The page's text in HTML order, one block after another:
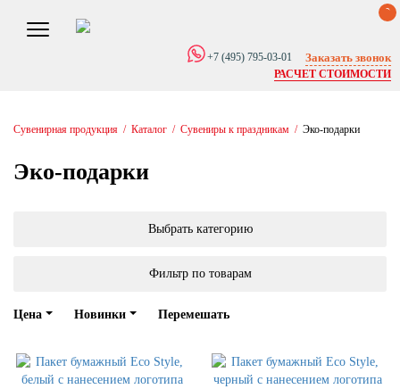
0
+7 (495) 795-03-01 Заказать звонок
РАСЧЕТ СТОИМОСТИ
Сувенирная продукция / Каталог / Сувениры к праздникам / Эко-подарки
Эко-подарки
Выбрать категорию
Фильтр по товарам
Цена Новинки Перемешать